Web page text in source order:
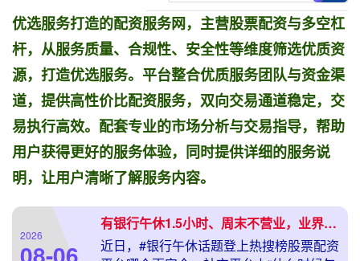
优选服务打造的配资服务网，主营股票配资与多空杠
杆，从服务质量、合规性、安全性等维度筛选优质资
源，打造优选服务。平台整合优质服务团队与资金渠
道，提供高性价比配资服务，双向交易通道稳定，交
易执行高效。配套专业的市场分析与交易指导，帮助
用户获得更好的服务体验，同时提供详细的服务说
明，让用户清晰了解服务内容。
2026
有银行午休1.5小时、周末不营业，业界这样评价
近日，#银行午休话题登上热搜榜股票配资